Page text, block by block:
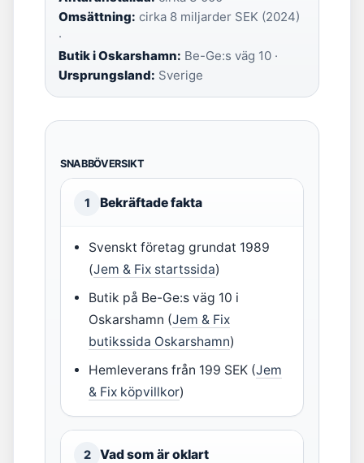
Omsättning: cirka 8 miljarder SEK (2024)
·
Butik i Oskarshamn: Be-Ge:s väg 10 ·
Ursprungsland: Sverige
SNABBÖVERSIKT
1 Bekräftade fakta
Svenskt företag grundat 1989
(Jem & Fix startssida)
Butik på Be-Ge:s väg 10 i
Oskarshamn (Jem & Fix
butikssida Oskarshamn)
Hemleverans från 199 SEK (Jem
& Fix köpvillkor)
2 Vad som är oklart